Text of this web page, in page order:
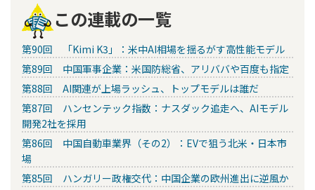
この連載の一覧
第90回 「Kimi K3」：米中AI相場を揺るがす高性能モデル
第89回 中国軍事企業：米国防総省、アリババや百度も指定
第88回 AI関連が上場ラッシュ、トップモデルは誰だ
第87回 ハンセンテック指数：ナスダック追走へ、AIモデル
開発2社を採用
第86回 中国自動車業界（その2）：EVで狙う北米・日本市
場
第85回 ハンガリー政権交代：中国企業の欧州進出に逆風か